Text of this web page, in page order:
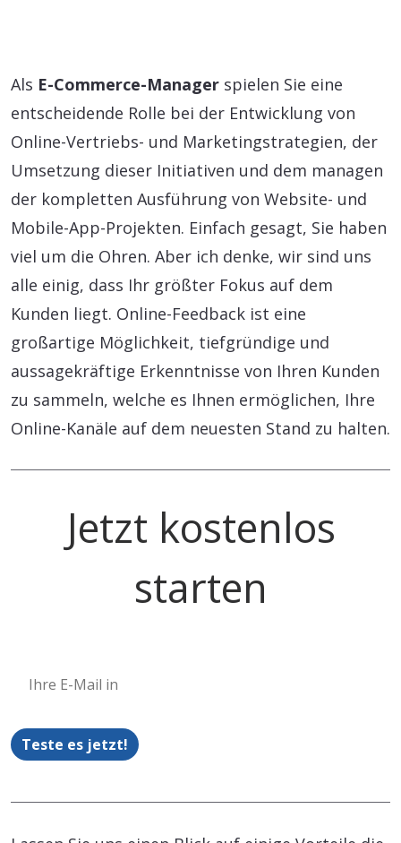
Als E-Commerce-Manager spielen Sie eine
entscheidende Rolle bei der Entwicklung von
Online-Vertriebs- und Marketingstrategien, der
Umsetzung dieser Initiativen und dem managen
der kompletten Ausführung von Website- und
Mobile-App-Projekten. Einfach gesagt, Sie haben
viel um die Ohren. Aber ich denke, wir sind uns
alle einig, dass Ihr größter Fokus auf dem
Kunden liegt. Online-Feedback ist eine
großartige Möglichkeit, tiefgründige und
aussagekräftige Erkenntnisse von Ihren Kunden
zu sammeln, welche es Ihnen ermöglichen, Ihre
Online-Kanäle auf dem neuesten Stand zu halten.
Jetzt kostenlos
starten
Teste es jetzt!